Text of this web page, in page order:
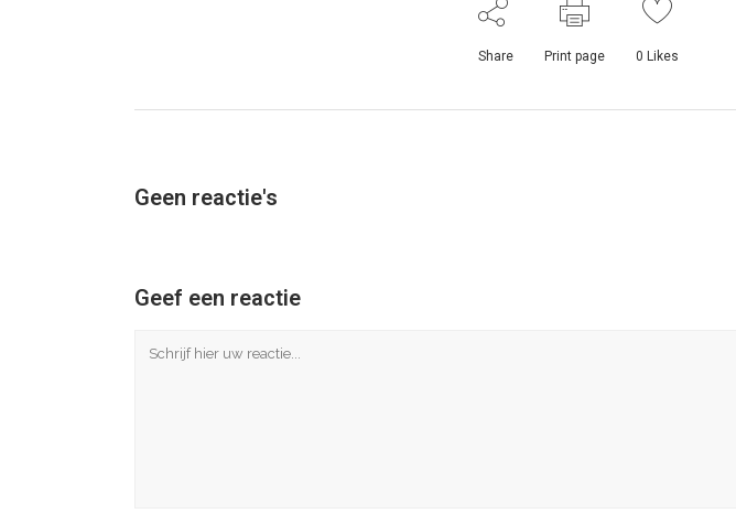
Share Print page 0 Likes
Geen reactie's
Geef een reactie